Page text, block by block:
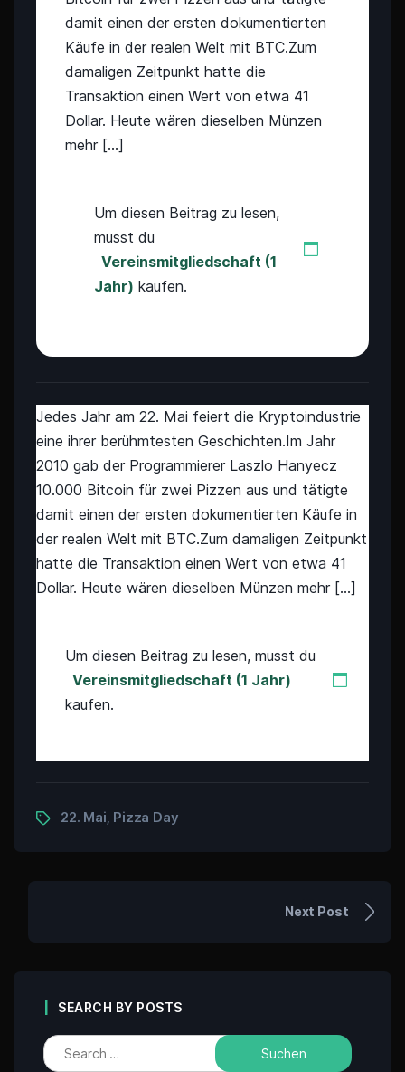
damit einen der ersten dokumentierten
Käufe in der realen Welt mit BTC.Zum
damaligen Zeitpunkt hatte die
Transaktion einen Wert von etwa 41
Dollar. Heute wären dieselben Münzen
mehr […]
Um diesen Beitrag zu lesen,
musst du
Vereinsmitgliedschaft (1
Jahr) kaufen.
Jedes Jahr am 22. Mai feiert die Kryptoindustrie
eine ihrer berühmtesten Geschichten.Im Jahr
2010 gab der Programmierer Laszlo Hanyecz
10.000 Bitcoin für zwei Pizzen aus und tätigte
damit einen der ersten dokumentierten Käufe in
der realen Welt mit BTC.Zum damaligen Zeitpunkt
hatte die Transaktion einen Wert von etwa 41
Dollar. Heute wären dieselben Münzen mehr […]
Um diesen Beitrag zu lesen, musst du
Vereinsmitgliedschaft (1 Jahr)
kaufen.
22. Mai Pizza Day
Next Post
SEARCH BY POSTS